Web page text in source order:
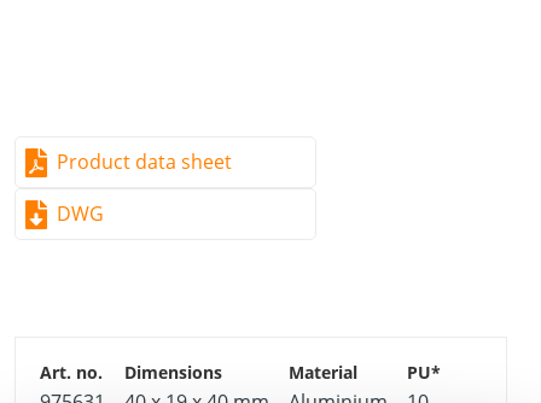
Product data sheet
DWG